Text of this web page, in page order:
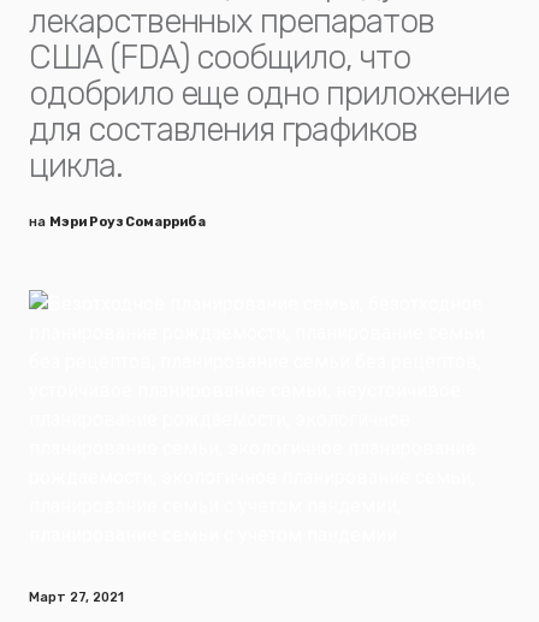
лекарственных препаратов
США (FDA) сообщило, что
одобрило еще одно приложение
для составления графиков
цикла.
на Мэри Роуз Сомарриба
Март 27, 2021